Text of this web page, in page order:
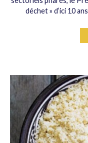
déchet » d’ici 10